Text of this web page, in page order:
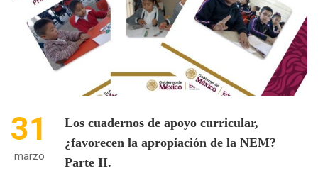
APROPIACIÓN
DE
LA
NEM?
PARTE
31
marzo
Los cuadernos de apoyo curricular,
¿favorecen la apropiación de la NEM?
Parte II.